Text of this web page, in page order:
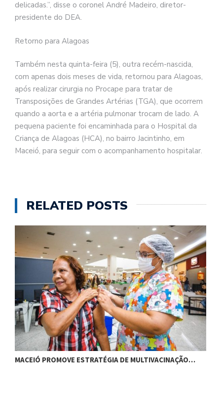
delicadas.”, disse o coronel André Madeiro, diretor-
presidente do DEA.
Retorno para Alagoas
Também nesta quinta-feira (5), outra recém-nascida,
com apenas dois meses de vida, retornou para Alagoas,
após realizar cirurgia no Procape para tratar de
Transposições de Grandes Artérias (TGA), que ocorrem
quando a aorta e a artéria pulmonar trocam de lado. A
pequena paciente foi encaminhada para o Hospital da
Criança de Alagoas (HCA), no bairro Jacintinho, em
Maceió, para seguir com o acompanhamento hospitalar.
RELATED POSTS
MACEIÓ PROMOVE ESTRATÉGIA DE MULTIVACINAÇÃO…